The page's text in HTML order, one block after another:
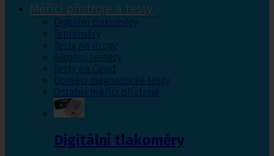
Měřící přístroje a testy
Digitální tlakoměry
Teploměry
Testy na drogy
Alkohol testery
Testy na Covid
Domácí diagnostické testy
Ostatní měřící přístroje
Digitální tlakoměry